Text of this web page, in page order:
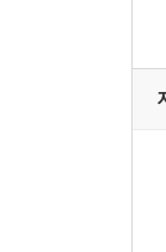
아
베
내
아